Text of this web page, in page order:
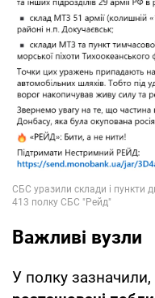
Важливі вузли
У полку